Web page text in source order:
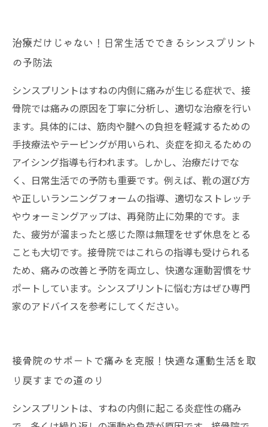
治療だけじゃない！日常生活でできるシンスプリント
の予防法
シンスプリントはすねの内側に痛みが生じる症状で、接
骨院では痛みの原因を丁寧に分析し、適切な治療を行い
ます。具体的には、筋肉や腱への負担を軽減するための
手技療法やテーピングが用いられ、炎症を抑えるための
アイシング指導も行われます。しかし、治療だけでな
く、日常生活での予防も重要です。例えば、靴の選び方
や正しいランニングフォームの指導、適切なストレッチ
やウォーミングアップは、再発防止に効果的です。ま
た、疲労が溜まったと感じた際は無理をせず休息をとる
ことも大切です。接骨院ではこれらの指導も受けられる
ため、痛みの改善と予防を両立し、快適な運動習慣をサ
ポートしています。シンスプリントに悩む方はぜひ専門
家のアドバイスを参考にしてください。
接骨院のサポートで痛みを克服！快適な運動生活を取
り戻すまでの道のり
シンスプリントは、すねの内側に起こる炎症性の痛み